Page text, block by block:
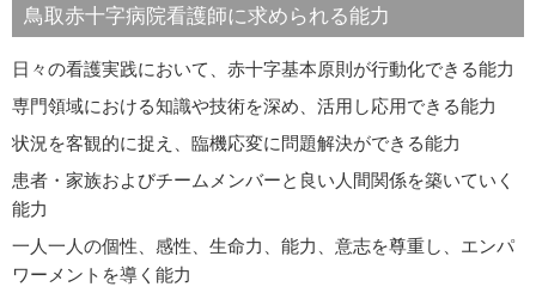
鳥取赤十字病院看護師に求められる能力
日々の看護実践において、赤十字基本原則が行動化できる能力
専門領域における知識や技術を深め、活用し応用できる能力
状況を客観的に捉え、臨機応変に問題解決ができる能力
患者・家族およびチームメンバーと良い人間関係を築いていく
能力
一人一人の個性、感性、生命力、能力、意志を尊重し、エンパ
ワーメントを導く能力